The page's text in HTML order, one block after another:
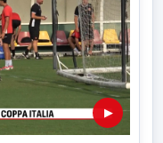
▶